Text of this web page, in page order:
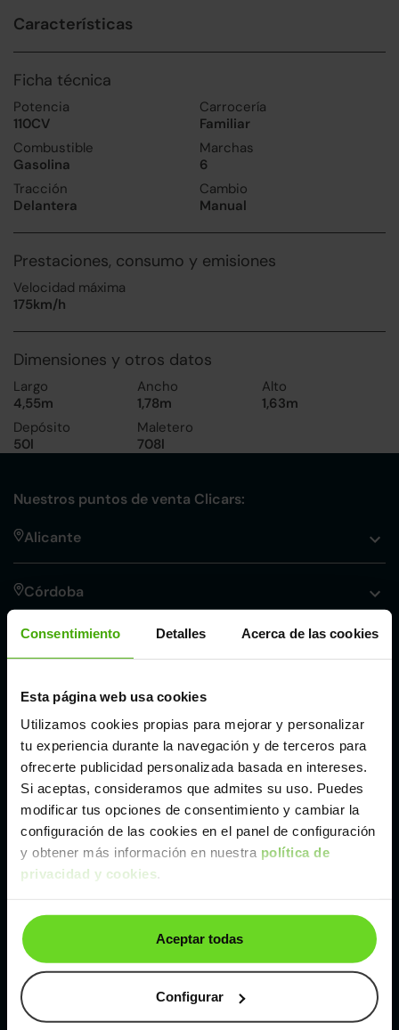
Consentimiento Detalles Acerca de las cookies
Esta página web usa cookies
Utilizamos cookies propias para mejorar y personalizar
tu experiencia durante la navegación y de terceros para
ofrecerte publicidad personalizada basada en intereses.
Si aceptas, consideramos que admites su uso. Puedes
modificar tus opciones de consentimiento y cambiar la
configuración de las cookies en el panel de configuración
y obtener más información en nuestra política de
privacidad y cookies.
Aceptar todas
Configurar
Características
Ficha técnica
Potencia
110CV
Carrocería
Familiar
Combustible
Gasolina
Marchas
6
Tracción
Delantera
Cambio
Manual
Prestaciones, consumo y emisiones
Velocidad máxima
175km/h
Dimensiones y otros datos
Largo
4,55m
Ancho
1,78m
Alto
1,63m
Depósito
50l
Maletero
708l
Nuestros puntos de venta Clicars:
Alicante
Córdoba
Málaga
Valencia
Zaragoza
Ver Dacia Jogger de segunda mano y ocasión
Coches de segunda mano y ocasión por
localización
Coches de segunda mano y ocasiónALBACETE